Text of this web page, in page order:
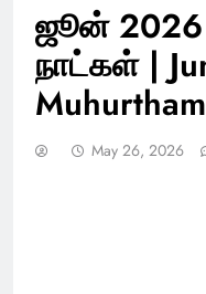
ஜூன் 2026
நாட்கள் |
May 26, 2026